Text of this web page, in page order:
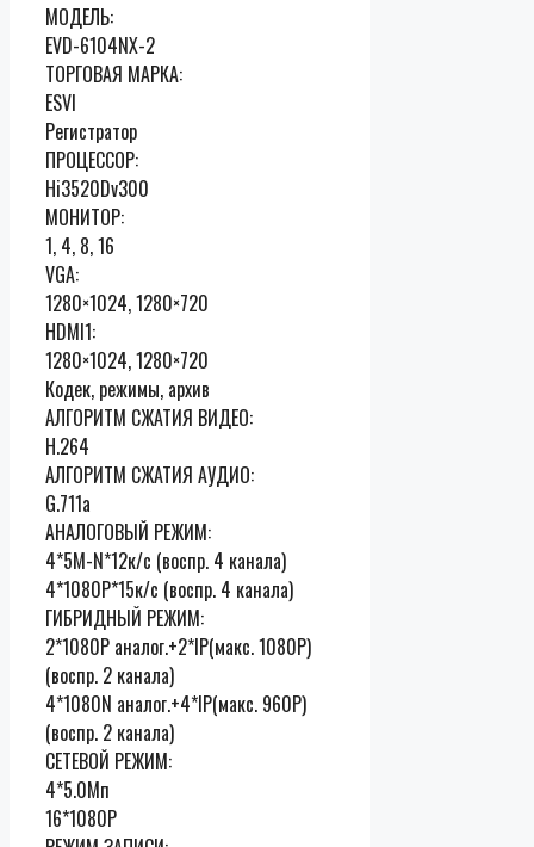
МОДЕЛЬ:
EVD-6104NX-2
ТОРГОВАЯ МАРКА:
ESVI
Регистратор
ПРОЦЕССОР:
Hi3520Dv300
МОНИТОР:
1, 4, 8, 16
VGA:
1280×1024, 1280×720
HDMI1:
1280×1024, 1280×720
Кодек, режимы, архив
АЛГОРИТМ СЖАТИЯ ВИДЕО:
H.264
АЛГОРИТМ СЖАТИЯ АУДИО:
G.711a
АНАЛОГОВЫЙ РЕЖИМ:
4*5M-N*12к/с (воспр. 4 канала)
4*1080P*15к/с (воспр. 4 канала)
ГИБРИДНЫЙ РЕЖИМ:
2*1080P аналог.+2*IP(макс. 1080P)
(воспр. 2 канала)
4*1080N аналог.+4*IP(макс. 960P)
(воспр. 2 канала)
СЕТЕВОЙ РЕЖИМ:
4*5.0Мп
16*1080P